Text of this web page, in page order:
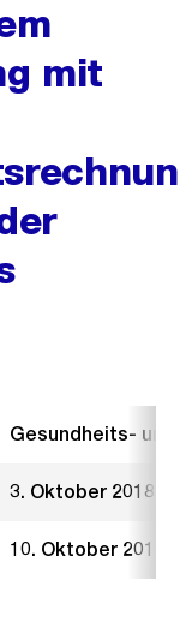
mit
Gesundheits-
3. Oktober 2018
10. Oktober 2018